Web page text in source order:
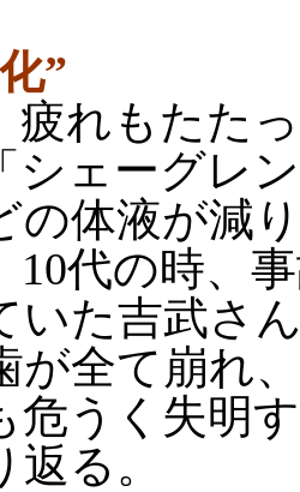
”
れもたた
シェーグレ
の体液が減
10代の時、
いた吉武さ
が全て崩れ
危うく失明
る。